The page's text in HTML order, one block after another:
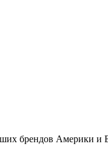
брендов Америки и